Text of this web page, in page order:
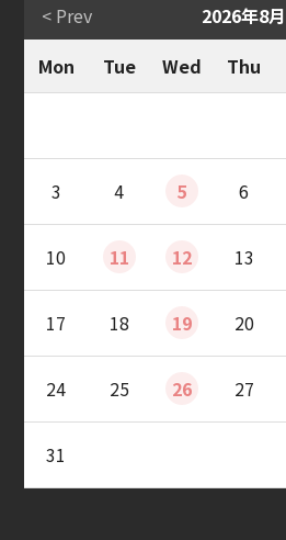
< Prev 2026年8月
Mon
Tue Wed Thu
3 4 5 6
10 11 12 13
17 18 19 20
24 25 26 27
31